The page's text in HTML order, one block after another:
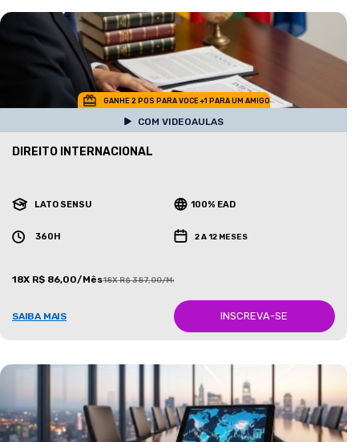
GANHE 2 POS PARA VOCE +1 PARA UM AMIGO
COM VIDEOAULAS
DIREITO INTERNACIONAL
LATO SENSU 100% EAD
360H 2 A 12 MESES
18X R$ 86,00/Mês18X R$ 387,00/Mês
SAIBA MAIS INSCREVA-SE